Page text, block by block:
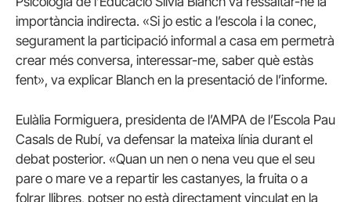
importància indirecta. «Si jo estic a l’escola i la conec,
segurament la participació informal a casa em permetrà
crear més conversa, interessar-me, saber què estàs
fent», va explicar Blanch en la presentació de l’informe.
Eulàlia Formiguera, presidenta de l’AMPA de l’Escola Pau
Casals de Rubí, va defensar la mateixa línia durant el
debat posterior. «Quan un nen o nena veu que el seu
pare o mare ve a repartir les castanyes, la fruita o a
folrar llibres, potser no està directament vinculat en la